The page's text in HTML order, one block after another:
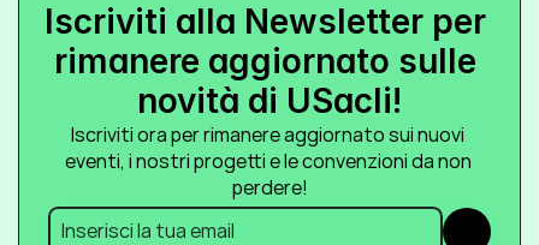
Iscriviti alla Newsletter per
rimanere aggiornato sulle
novità di USacli!
Iscriviti ora per rimanere aggiornato sui nuovi
eventi, i nostri progetti e le convenzioni da non
perdere!
Submit